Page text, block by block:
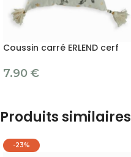
Coussin carré ERLEND cerf
7.90 €
Produits similaires
-23%